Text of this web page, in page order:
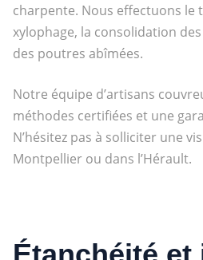
charpente. Nous effectuons le
xylophage, la consolidation
des poutres abîmées.
Notre équipe d’artisans
méthodes certifiées et une
N’hésitez pas à solliciter une
Montpellier ou dans l’Hérault.